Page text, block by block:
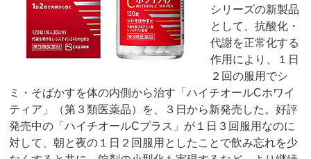
シリーズの新製品
として、抗酸化・
代謝を正常化する
作用により、１日
２回の服用でシ
ミ・そばかすを体の内側から治す「ハイチオールCホワイ
ティア」（第３類医薬品）を、３日から新発売した。好評
発売中の「ハイチオールCプラス」が１日３回服用なのに
対して、朝と夜の１日２回服用としたことで飲み忘れを少